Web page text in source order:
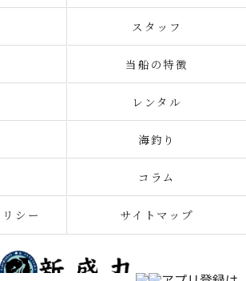
スタッフ
当船の特徴
レンタル
海釣り
コラム
シー サイトマップ